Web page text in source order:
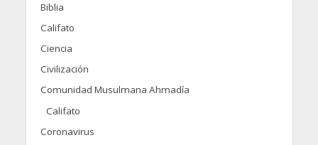
Biblia
Califato
Ciencia
Civilización
Comunidad Musulmana Ahmadía
Califato
Coronavirus